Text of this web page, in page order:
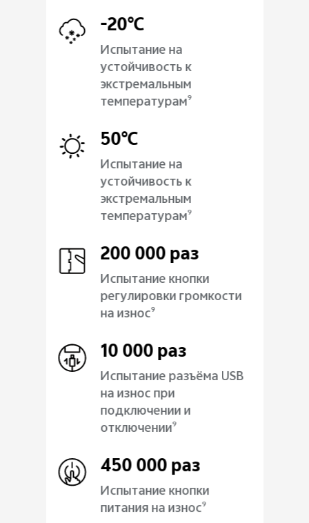
-20°C
Испытание на
устойчивость к
экстремальным
температурам9
50°C
Испытание на
устойчивость к
экстремальным
температурам9
200 000 раз
Испытание кнопки
регулировки громкости
на износ9
10 000 раз
Испытание разъёма USB
на износ при
подключении и
отключении9
450 000 раз
Испытание кнопки
питания на износ9